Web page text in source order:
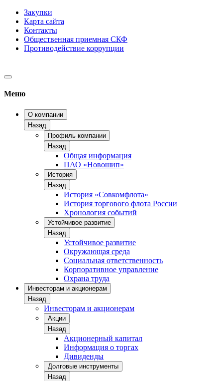
Закупки
Карта сайта
Контакты
Общественная приемная СКФ
Противодействие коррупции
Меню
О компании
Назад
Профиль компании
Назад
Общая информация
ПАО «Новошип»
История
Назад
История «Совкомфлота»
История торгового флота России
Хронология событий
Устойчивое развитие
Назад
Устойчивое развитие
Окружающая среда
Социальная ответственность
Корпоративное управление
Охрана труда
Инвесторам и акционерам
Назад
Инвесторам и акционерам
Акции
Назад
Акционерный капитал
Информация о торгах
Дивиденды
Долговые инструменты
Назад